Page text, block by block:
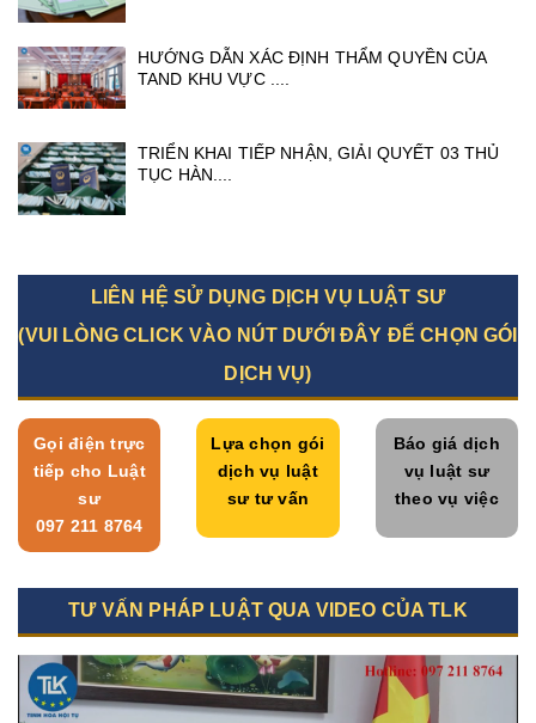
HƯỚNG DẪN XÁC ĐỊNH THẨM QUYỀN CỦA
TAND KHU VỰC ....
TRIỂN KHAI TIẾP NHẬN, GIẢI QUYẾT 03 THỦ
TỤC HÀN....
LIÊN HỆ SỬ DỤNG DỊCH VỤ LUẬT SƯ
(VUI LÒNG CLICK VÀO NÚT DƯỚI ĐÂY ĐỂ CHỌN GÓI
DỊCH VỤ)
Gọi điện trực
tiếp cho Luật
sư
097 211 8764
Lựa chọn gói
dịch vụ luật
sư tư vấn
Báo giá dịch
vụ luật sư
theo vụ việc
TƯ VẤN PHÁP LUẬT QUA VIDEO CỦA TLK